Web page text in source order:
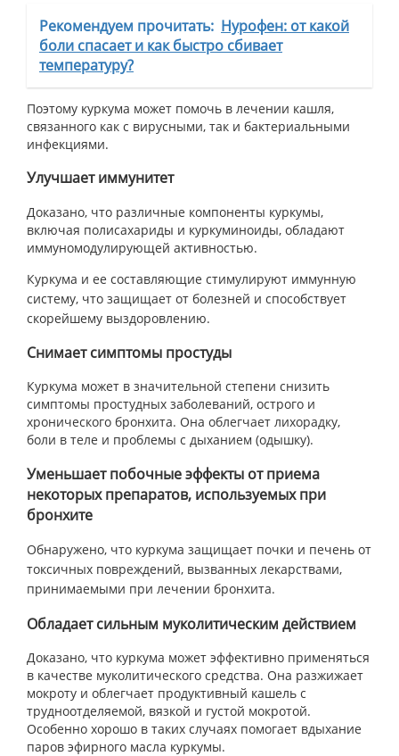
Рекомендуем прочитать: Нурофен: от какой
боли спасает и как быстро сбивает
температуру?
Поэтому куркума может помочь в лечении кашля,
связанного как с вирусными, так и бактериальными
инфекциями.
Улучшает иммунитет
Доказано, что различные компоненты куркумы,
включая полисахариды и куркуминоиды, обладают
иммуномодулирующей активностью.
Куркума и ее составляющие стимулируют иммунную
систему, что защищает от болезней и способствует
скорейшему выздоровлению.
Снимает симптомы простуды
Куркума может в значительной степени снизить
симптомы простудных заболеваний, острого и
хронического бронхита. Она облегчает лихорадку,
боли в теле и проблемы с дыханием (одышку).
Уменьшает побочные эффекты от приема
некоторых препаратов, используемых при
бронхите
Обнаружено, что куркума защищает почки и печень от
токсичных повреждений, вызванных лекарствами,
принимаемыми при лечении бронхита.
Обладает сильным муколитическим действием
Доказано, что куркума может эффективно применяться
в качестве муколитического средства. Она разжижает
мокроту и облегчает продуктивный кашель с
трудноотделяемой, вязкой и густой мокротой.
Особенно хорошо в таких случаях помогает вдыхание
паров эфирного масла куркумы.